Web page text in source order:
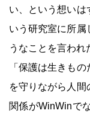
い、という想いは
いう研究室に所属
うなことを言われ
「保護は生きも
を守りながら人
関係がWinWinで